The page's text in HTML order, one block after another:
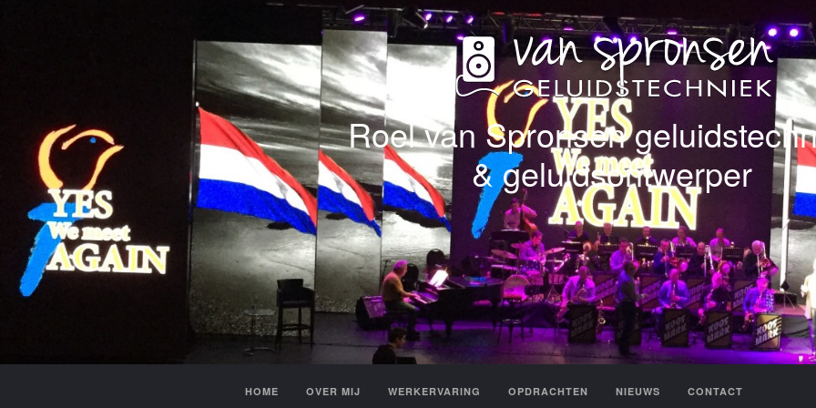
Roel van Spronsen
& geluidsontwerper
HOME OVER MIJ WERKERVARING OPDRACHTEN NIEUWS CONTACT